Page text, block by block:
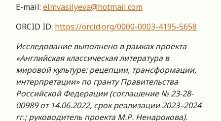
E-mail: elmvasilyeva@hotmail.com
ORCID ID: https://orcid.org/0000-0003-4195-5658
Исследование выполнено в рамках проекта
«Английская классическая литература в
мировой культуре: рецепции, трансформации,
интерпретации» по гранту Правительства
Российской Федерации (соглашение № 23-28-
00989 от 14.06.2022, срок реализации 2023–2024
гг.; руководитель проекта М.Р. Ненарокова).